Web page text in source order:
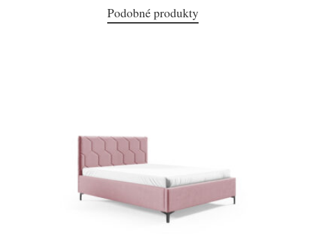
Podobné produkty